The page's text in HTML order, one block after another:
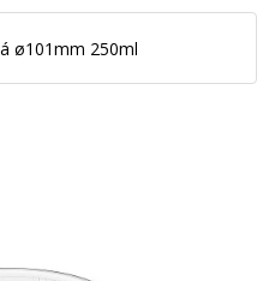
ø101mm 250ml